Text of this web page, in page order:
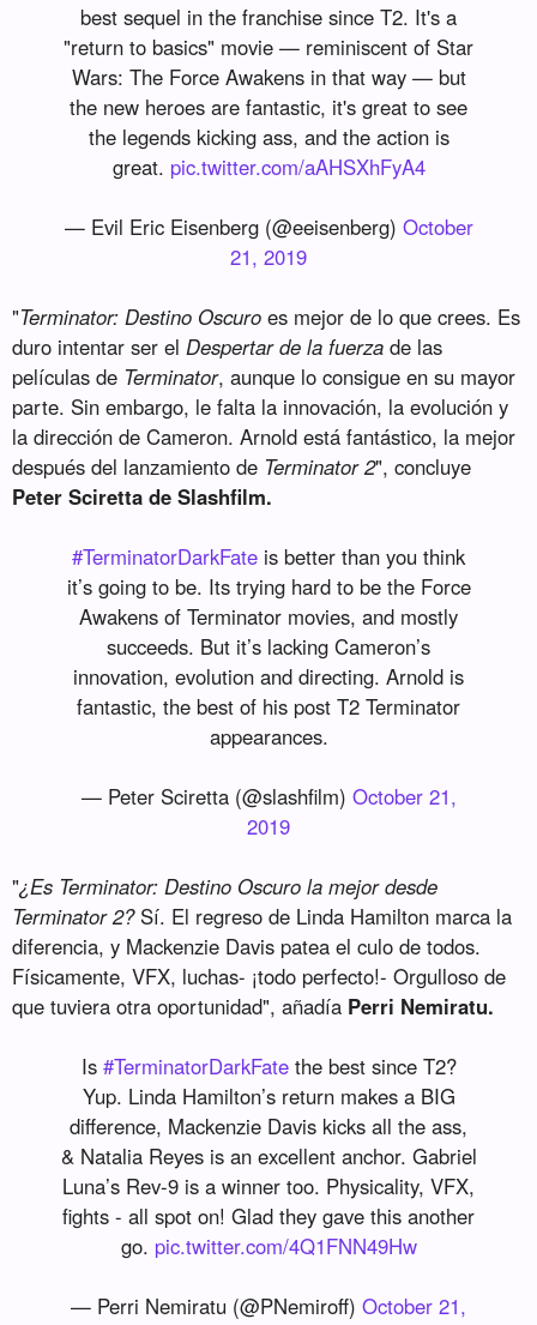
best sequel in the franchise since T2. It's a
"return to basics" movie — reminiscent of Star
Wars: The Force Awakens in that way — but
the new heroes are fantastic, it's great to see
the legends kicking ass, and the action is
great. pic.twitter.com/aAHSXhFyA4
— Evil Eric Eisenberg (@eeisenberg) October
21, 2019
"Terminator: Destino Oscuro es mejor de lo que crees. Es
duro intentar ser elDespertar de la fuerza de las
películas de Terminator, aunque lo consigue en su mayor
parte. Sin embargo, le falta la innovación, la evolución y
la dirección de Cameron. Arnold está fantástico, la mejor
después del lanzamiento de Terminator 2", concluye
Peter Sciretta de Slashfilm.
#TerminatorDarkFate is better than you think
it’s going to be. Its trying hard to be the Force
Awakens of Terminator movies, and mostly
succeeds. But it’s lacking Cameron’s
innovation, evolution and directing. Arnold is
fantastic, the best of his post T2 Terminator
appearances.
— Peter Sciretta (@slashfilm) October 21,
2019
"¿Es Terminator: Destino Oscuro la mejor desde
Terminator 2?Sí. El regreso de Linda Hamilton marca la
diferencia, y Mackenzie Davis patea el culo de todos.
Físicamente, VFX, luchas- ¡todo perfecto!- Orgulloso de
que tuviera otra oportunidad", añadía Perri Nemiratu.
Is #TerminatorDarkFatethe best since T2?
Yup. Linda Hamilton’s return makes a BIG
difference, Mackenzie Davis kicks all the ass,
& Natalia Reyes is an excellent anchor. Gabriel
Luna’s Rev-9 is a winner too. Physicality, VFX,
fights - all spot on! Glad they gave this another
go. pic.twitter.com/4Q1FNN49Hw
— Perri Nemiratu (@PNemiroff) October 21,